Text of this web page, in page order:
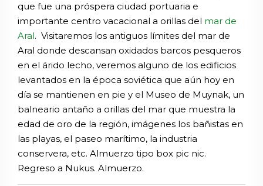
que fue una próspera ciudad portuaria e
importante centro vacacional a orillas del mar de
Aral. Visitaremos los antiguos límites del mar de
Aral donde descansan oxidados barcos pesqueros
en el árido lecho, veremos alguno de los edificios
levantados en la época soviética que aún hoy en
día se mantienen en pie y el Museo de Muynak, un
balneario antaño a orillas del mar que muestra la
edad de oro de la región, imágenes los bañistas en
las playas, el paseo marítimo, la industria
conservera, etc. Almuerzo tipo box pic nic.
Regreso a Nukus. Almuerzo.